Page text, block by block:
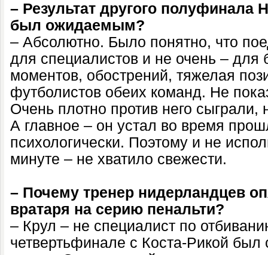
– Результат другого полуфинала
был ожидаемым?
– Абсолютно. Было понятно, что
для специалистов и не очень –
моментов, обострений, тяжелая
футболистов обеих команд. Не
Очень плотно против него
А главное – он устал во время
психологически. Поэтому и не
минуте – не хватило свежести.
– Почему тренер нидерландцев
вратаря на серию пенальти?
– Крул – не специалист по
четвертьфинале с Коста-Рикой был